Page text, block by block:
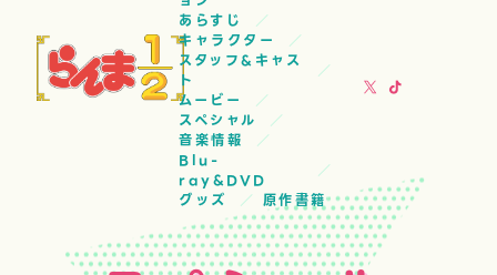
あらすじ
キャラクター
スタッフ&キャス
ト
ムービー
スペシャル
音楽情報
Blu-
ray&DVD
グッズ
原作書籍